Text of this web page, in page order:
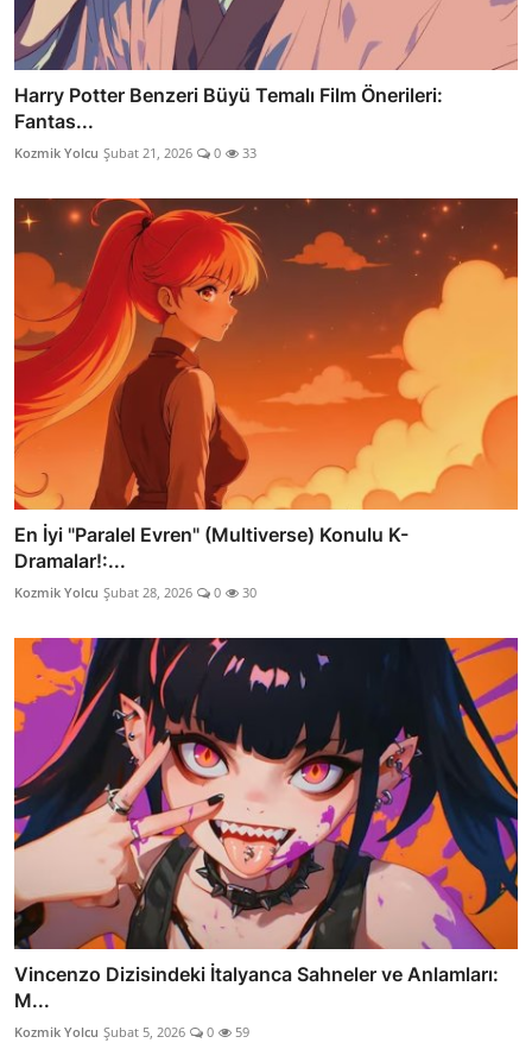
Harry Potter Benzeri Büyü Temalı Film Önerileri:
Fantas...
Kozmik Yolcu Şubat 21, 2026 0 33
En İyi "Paralel Evren" (Multiverse) Konulu K-
Dramalar!:...
Kozmik Yolcu Şubat 28, 2026 0 30
Vincenzo Dizisindeki İtalyanca Sahneler ve Anlamları:
M...
Kozmik Yolcu Şubat 5, 2026 0 59